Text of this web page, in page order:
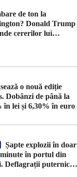
de ton la
Donald Trump
cererilor lui
o nouă ediție
Dobânzi de până la
în lei și 6,30% în euro
Șapte explozii în doar
în portul din
Deflagrații puternice